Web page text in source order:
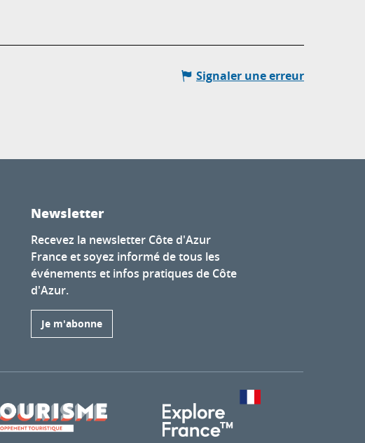
Signaler une erreur
Newsletter
Recevez la newsletter Côte d'Azur
France et soyez informé de tous les
événements et infos pratiques de Côte
d'Azur.
Je m'abonne